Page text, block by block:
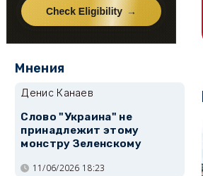
Мнения
Денис Канаев
Слово "Украина" не
принадлежит этому
монстру Зеленскому
11/06/2026 18:23